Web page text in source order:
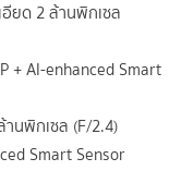
ยด 2 ล้านพิกเซล
+ AI-enhanced Smart
นพิกเซล (F/2.4)
Smart Sensor